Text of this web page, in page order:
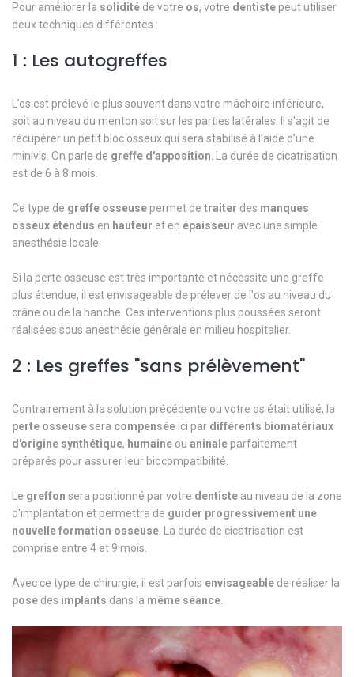
Pour améliorer la solidité de votre os, votre dentistepeut utiliser
deux techniques différentes :
1 : Les autogreffes
L’os est prélevé le plus souvent dans votre mâchoire inférieure,
soit au niveau du menton soit sur les parties latérales. Il s'agit de
récupérer un petit bloc osseux qui sera stabilisé à l’aide d’une
minivis. On parle de greffe d'apposition. La durée de cicatrisation
est de 6 à 8 mois.
Ce type de greffe osseusepermet de traiter des manques
osseux étendus en hauteur et en épaisseur avec une simple
anesthésie locale.
Si la perte osseuse est très importante et nécessite une greffe
plus étendue, il est envisageable de prélever de l'os au niveau du
crâne ou de la hanche. Ces interventions plus poussées seront
réalisées sous anesthésie générale en milieu hospitalier.
2 : Les greffes "sans prélèvement"
Contrairement à la solution précédente ou votre os était utilisé, la
perte osseusesera compenséeici par différents biomatériaux
d'origine synthétique, humaine ou aninaleparfaitement
préparés pour assurer leur biocompatibilité.
Le greffon sera positionné par votre dentiste au niveau de la zone
d'implantation et permettra de guider progressivement une
nouvelle formation osseuse. La durée de cicatrisation est
comprise entre 4 et 9 mois.
Avec ce type de chirurgie, il est parfois envisageable de réaliser la
pose des implants dans la même séance.